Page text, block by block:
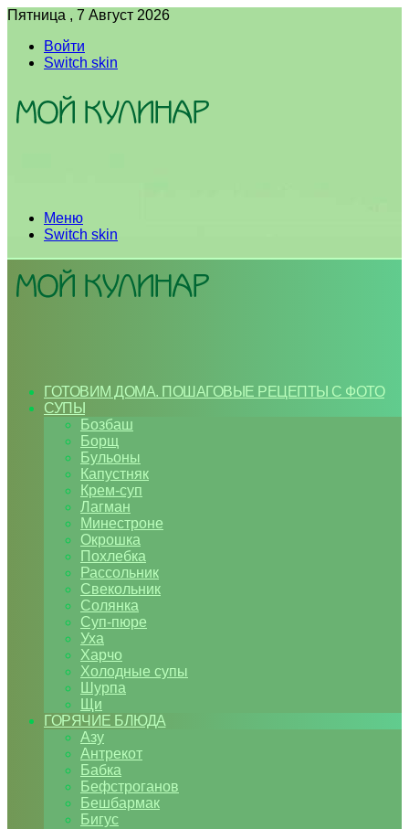
Пятница , 7 Август 2026
Войти
Switch skin
Меню
Switch skin
ГОТОВИМ ДОМА. ПОШАГОВЫЕ РЕЦЕПТЫ С ФОТО
СУПЫ
Бозбаш
Борщ
Бульоны
Капустняк
Крем-суп
Лагман
Минестроне
Окрошка
Похлебка
Рассольник
Свекольник
Солянка
Суп-пюре
Уха
Харчо
Холодные супы
Шурпа
Щи
ГОРЯЧИЕ БЛЮДА
Азу
Антрекот
Бабка
Бефстроганов
Бешбармак
Бигус